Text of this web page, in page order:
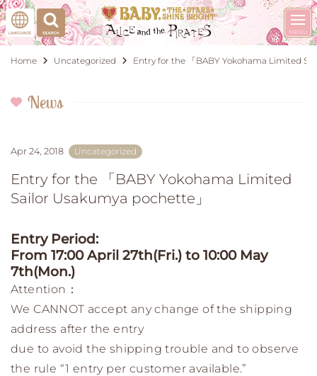
Home Uncategorized Entry for the 「BABY Yokohama Limited
News
Apr 24, 2018 Uncategorized
Entry for the 「BABY Yokohama Limited
Sailor Usakumya pochette」
Entry Period:
From 17:00 April 27th(Fri.) to 10:00 May
7th(Mon.)
Attention：
We CANNOT accept any change of the shipping
address after the entry
due to avoid the shipping trouble and to observe
the rule “1 entry per customer available.”